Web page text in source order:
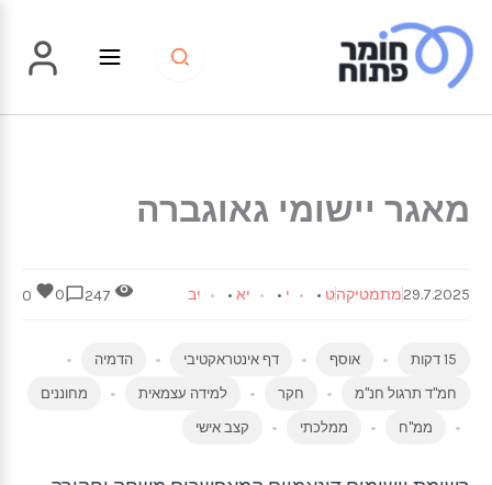
לתוכן
מאגר יישומי גאוגברה
29.7.2025מתמטיקהט • י • יא • יב 0
15 דקות אוסף דף אינטראקטיבי הדמיה
חמ"ד תרגול חנ"מ חקר למידה עצמאית מחוננים
ממ"ח ממלכתי קצב אישי